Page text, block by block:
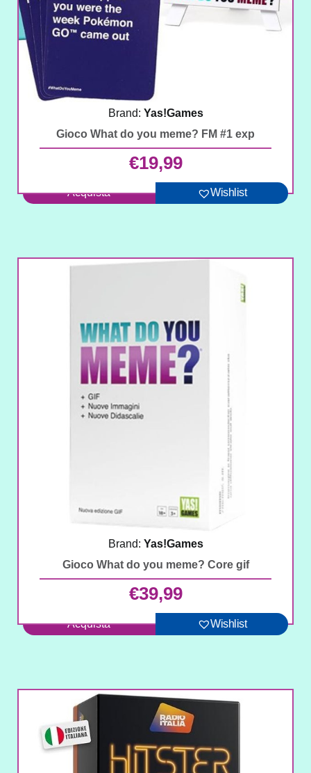
Brand: Yas!Games
Gioco What do you meme? FM #1 exp
€19,99
Acquista Wishlist
Brand: Yas!Games
Gioco What do you meme? Core gif
€39,99
Acquista Wishlist